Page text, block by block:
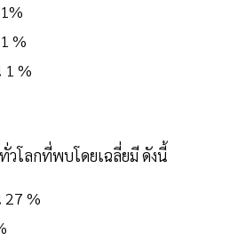
%
1 %
โลกที่พบโดยเฉลี่ยมี ดังนี้
27 %